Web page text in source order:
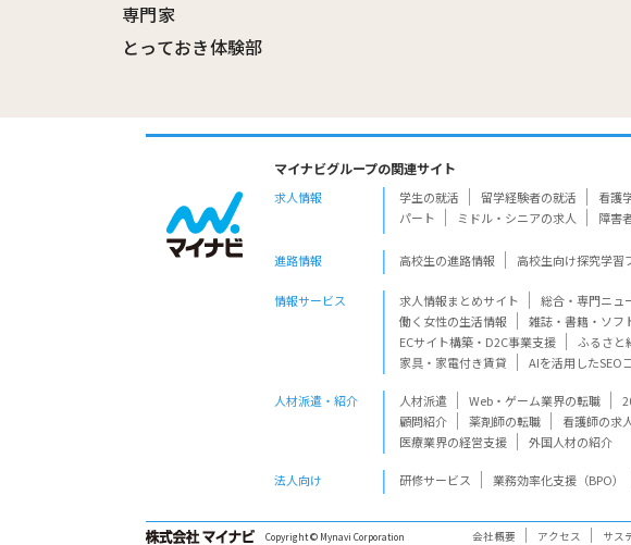
専門家
とっておき体験部
マイナビグループの関連サイト
求人情報 学生の就活 留学経験者の就活 看護
パート
ミドル・シニアの求人 障害
進路情報 高校生の進路情報 高校生向け探究学習
情報サービス 求人情報まとめサイト 総合・専門ニュ
働く女性の生活情報
雑誌・書籍・ソフ
ECサイト構築・D2C事業支援
ふるさと
家具・家電付き賃貸
AIを活用したSEO
人材派遣・紹介 人材派遣 Web・ゲーム業界の転職
顧問紹介
薬剤師の転職 看護師の求
医療業界の経営支援
外国人材の紹介
法人向け 研修サービス 業務効率化支援（BPO）
Copyright © Mynavi Corporation 会社概要 アクセス サス